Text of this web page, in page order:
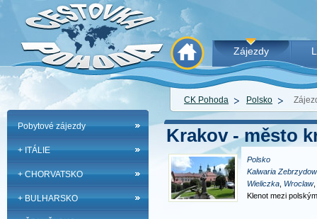
Zájezdy
CK Pohoda Polsko
Pobytové zájezdy
+ ITÁLIE
+ CHORVATSKO
+ BULHARSKO
Krakov - město
Polsko
Kalwaria
Wieliczka Wroclaw,
Klenot mezi